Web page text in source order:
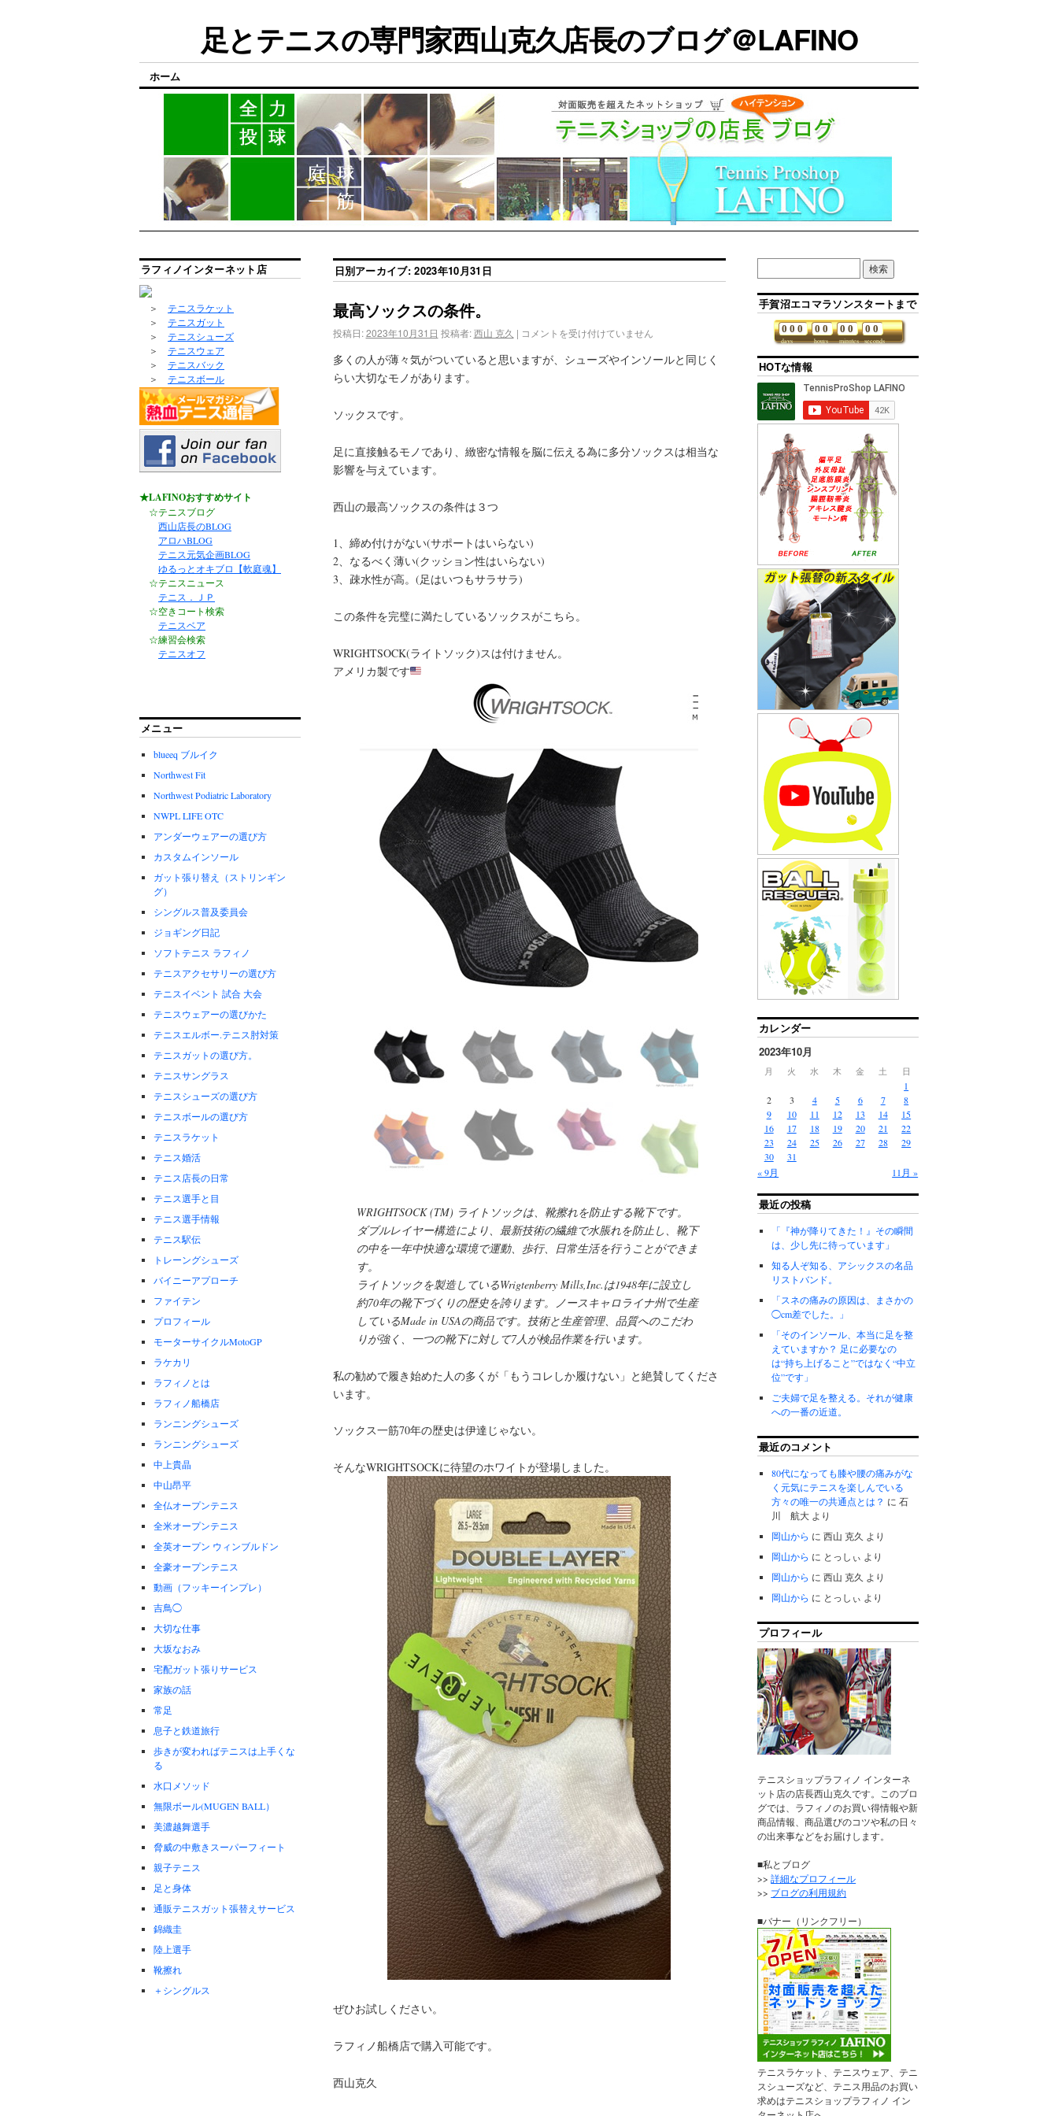
足とテニスの専門家西山克久店長のブログ＠LAFINO
ホーム
日別アーカイブ:2023年10月31日
最高ソックスの条件。
投稿日: 2023年10月31日 投稿者: 西山 克久 | コメントを受け付けていません
多くの人が薄々気がついていると思いますが、シューズやインソールと同じく
らい大切なモノがあります。
ソックスです。
足に直接触るモノであり、緻密な情報を脳に伝える為に多分ソックスは相当な
影響を与えています。
西山の最高ソックスの条件は３つ
1、締め付けがない(サポートはいらない)
2、なるべく薄い(クッション性はいらない)
3、疎水性が高。(足はいつもサラサラ)
この条件を完璧に満たしているソックスがこちら。
WRIGHTSOCK(ライトソック)スは付けません。
アメリカ製です
WRIGHTSOCK (TM) ライトソックは、靴擦れを防止する靴下です。
ダブルレイヤー構造により、最新技術の繊維で水脹れを防止し、靴下
の中を一年中快適な環境で運動、歩行、日常生活を行うことができま
す。
ライトソックを製造しているWrigtenberry Mills,Inc.は1948年に設立し
約70年の靴下づくりの歴史を誇ります。ノースキャロライナ州で生産
しているMade in USAの商品です。技術と生産管理、品質へのこだわ
りが強く、一つの靴下に対して7人が検品作業を行います。
私の勧めで履き始めた人の多くが「もうコレしか履けない」と絶賛してくださ
います。
ソックス一筋70年の歴史は伊達じゃない。
そんなWRIGHTSOCKに待望のホワイトが登場しました。
ぜひお試しください。
ラフィノ船橋店で購入可能です。
西山克久
ラフィノインターネット店
＞ テニスラケット
＞ テニスガット
＞ テニスシューズ
＞ テニスウェア
＞ テニスバック
＞ テニスボール
★LAFINOおすすめサイト
☆テニスブログ
西山店長のBLOG
アロハBLOG
テニス元気企画BLOG
ゆるっとオキブロ【軟庭魂】
☆テニスニュース
テニス．ＪＰ
☆空きコート検索
テニスベア
☆練習会検索
テニスオフ
メニュー
blueeq ブルイク
Northwest Fit
Northwest Podiatric Laboratory
NWPL LIFE OTC
アンダーウェアーの選び方
カスタムインソール
ガット張り替え（ストリンギン
グ）
シングルス普及委員会
ジョギング日記
ソフトテニス ラフィノ
テニスアクセサリーの選び方
テニスイベント 試合 大会
テニスウェアーの選びかた
テニスエルボー.テニス肘対策
テニスガットの選び方。
テニスサングラス
テニスシューズの選び方
テニスボールの選び方
テニスラケット
テニス婚活
テニス店長の日常
テニス選手と目
テニス選手情報
テニス駅伝
トレーングシューズ
バイニーアプローチ
ファイテン
プロフィール
モーターサイクルMotoGP
ラケカリ
ラフィノとは
ラフィノ船橋店
ランニングシューズ
ランニングシューズ
中上貴晶
中山昂平
全仏オープンテニス
全米オープンテニス
全英オープン ウィンブルドン
全豪オープンテニス
動画（フッキーインプレ）
吉鳥◯
大切な仕事
大坂なおみ
宅配ガット張りサービス
家族の話
常足
息子と鉄道旅行
歩きが変わればテニスは上手くな
る
水口メソッド
無限ボール(MUGEN BALL）
美濃越舞選手
脅威の中敷きスーパーフィート
親子テニス
足と身体
通販テニスガット張替えサービス
錦織圭
陸上選手
靴擦れ
＋シングルス
手賀沼エコマラソンスタートまで
days
0 0 0
hours
0 0
minutes
0 0
seconds
0 0
HOTな情報
カレンダー
2023年10月
月 火 水 木 金 土 日
« 9月 11月 »
1
2
3 4 5 6 7
8
9
10 11 12 13 14
15
16
17 18 19 20 21
22
23
24 25 26 27 28
29
30
31
最近の投稿
「『神が降りてきた！』その瞬間
は、少し先に待っています」
知る人ぞ知る、アシックスの名品
リストバンド。
「スネの痛みの原因は、まさかの
◯cm差でした。」
「そのインソール、本当に足を整
えていますか？ 足に必要なの
は“持ち上げること”ではなく“中立
位”です」
ご夫婦で足を整える。それが健康
への一番の近道。
最近のコメント
80代になっても膝や腰の痛みがな
く元気にテニスを楽しんでいる
方々の唯一の共通点とは？ に石
川 航大 より
岡山から に西山 克久 より
岡山から に とっしぃ より
岡山から に西山 克久 より
岡山から に とっしぃ より
プロフィール
テニスショップラフィノ インターネ
ット店の店長西山克久です。このブロ
グでは、ラフィノのお買い得情報や新
商品情報、商品選びのコツや私の日々
の出来事などをお届けします。
■私とブログ
>>詳細なプロフィール
>> ブログの利用規約
■バナー（リンクフリー）
テニスラケット、テニスウェア、テニ
スシューズなど、テニス用品のお買い
求めはテニスショップラフィノ イン